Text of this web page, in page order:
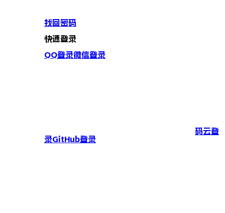
找回密码
快速登录
QQ登录微信登录
码云登
录GitHub登录